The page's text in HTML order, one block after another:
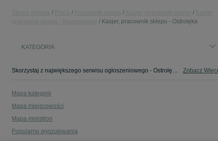
Kasjer, pracownik sklepu - Ostrołęka
KATEGORIA
Skorzystaj z największego serwisu ogłoszeniowego - Ostrołęka i okolice! - kupuj lub sprzedawaj jeszcze wygodniej w kategorii Kasjer, pracownik sklepu! Zobacz
Mapa kategorii
Mapa miejscowości
Mapa ministron
Popularne wyszukiwania